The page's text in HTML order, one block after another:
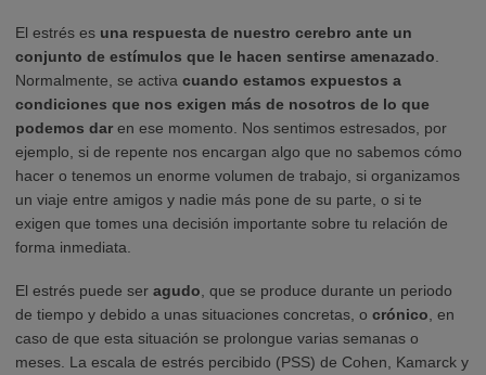
El estrés es una respuesta de nuestro cerebro ante un
conjunto de estímulos que le hacen sentirse amenazado
Normalmente, se activa cuando estamos expuestos a
condiciones que nos exigen más de nosotros de lo que
podemos dar en ese momento. Nos sentimos estresados, por
ejemplo, si de repente nos encargan algo que no sabemos cómo
hacer o tenemos un enorme volumen de trabajo, si organizamos
un viaje entre amigos y nadie más pone de su parte, o si te
exigen que tomes una decisión importante sobre tu relación de
forma inmediata.
El estrés puede ser agudo , que se produce durante un periodo
de tiempo y debido a unas situaciones concretas, o crónico , en
caso de que esta situación se prolongue varias semanas o
meses. La escala de estrés percibido (PSS) de Cohen, Kamarck y